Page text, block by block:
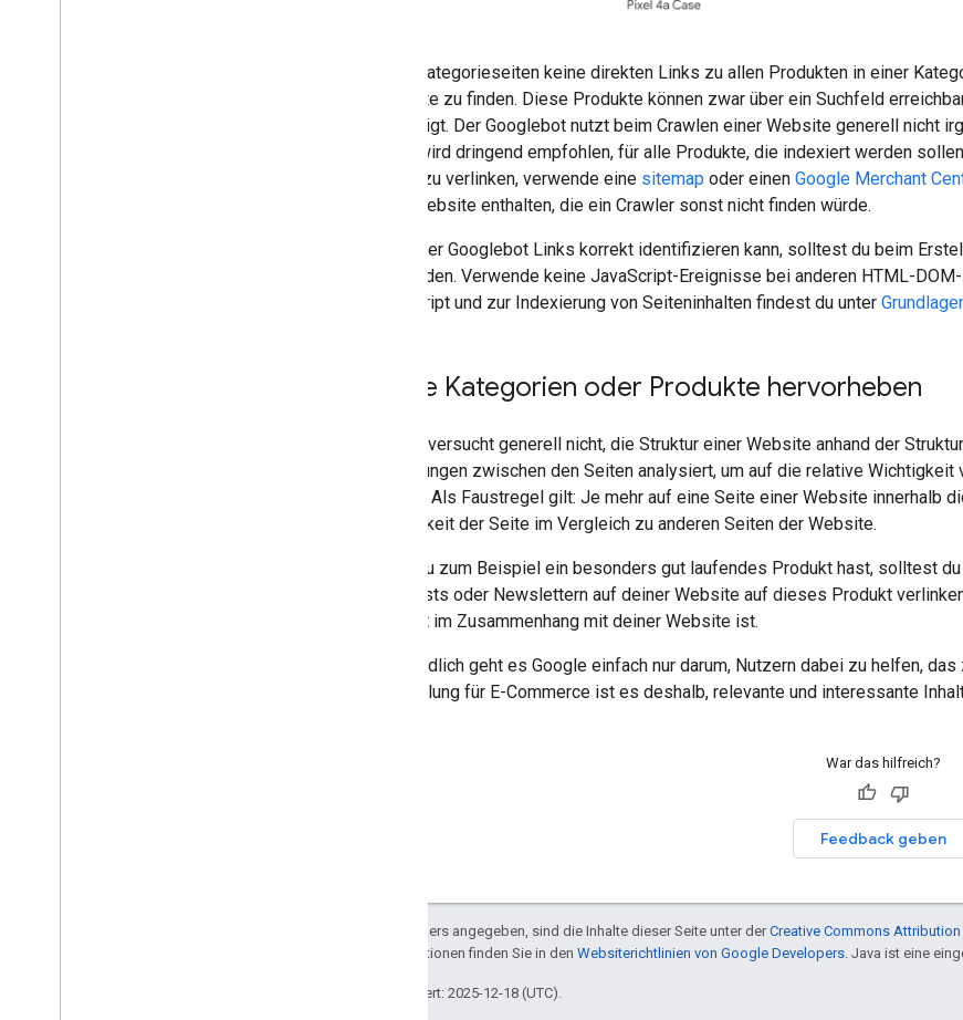
Wenn Kategorieseiten keine direkten Links zu allen Produkten in einer
Produkte zu finden. Diese Produkte können zwar über ein Suchfeld
angezeigt. Der Googlebot nutzt beim Crawlen einer Website generell nicht
Daher wird dringend empfohlen, für alle Produkte, die indexiert werden
Seiten zu verlinken, verwende eine sitemap oder einen Google Merchant
einer Website enthalten, die ein Crawler sonst nicht finden würde.
Damit der Googlebot Links korrekt identifizieren kann, solltest du beim
verwenden. Verwende keine JavaScript-Ereignisse bei anderen HTML-
JavaScript und zur Indexierung von Seiteninhalten findest du unter
Beste Kategorien oder Produkte hervorheben
Google versucht generell nicht, die Struktur einer Website anhand der
Verlinkungen zwischen den Seiten analysiert, um auf die relative
können. Als Faustregel gilt: Je mehr auf eine Seite einer Website
Wichtigkeit der Seite im Vergleich zu anderen Seiten der Website.
Wenn du zum Beispiel ein besonders gut laufendes Produkt hast, solltest
Blogposts oder Newslettern auf deiner Website auf dieses Produkt
Produkt im Zusammenhang mit deiner Website ist.
Letztendlich geht es Google einfach nur darum, Nutzern dabei zu helfen,
Empfehlung für E-Commerce ist es deshalb, relevante und interessante
War das hilfreich?
Feedback geben
Sofern nicht anders angegeben, sind die Inhalte dieser Seite unter derCreative Commons
Weitere Informationen finden Sie in den Websiterichtlinien von Google Developers . Java ist eine
Zuletzt aktualisiert: 2025-12-18 (UTC).